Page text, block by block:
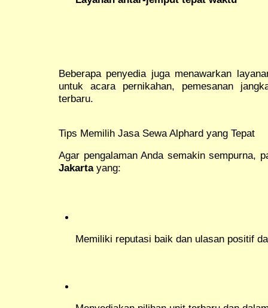
Beberapa penyedia juga menawarkan
untuk acara pernikahan, pemesanan
terbaru.
Tips Memilih Jasa Sewa Alphard yang Tepat
Agar pengalaman Anda semakin sempurna,
Jakartayang:
Memiliki reputasi baik dan ulasan positif